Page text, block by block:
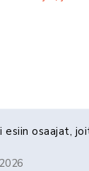
esiin osaajat,